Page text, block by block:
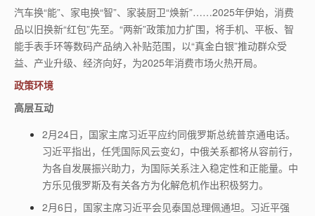
汽车换“能”、家电换“智”、家装厨卫“焕新”……2025年伊始，消费
品以旧换新“红包”先至。“两新”政策加力扩围，将手机、平板、智
能手表手环等数码产品纳入补贴范围，以“真金白银”推动群众受
益、产业升级、经济向好，为2025年消费市场火热开局。
政策环境
高层互动
2月24日，国家主席习近平应约同俄罗斯总统普京通电话。
习近平指出，任凭国际风云变幻，中俄关系都将从容前行，
为各自发展振兴助力，为国际关系注入稳定性和正能量。中
方乐见俄罗斯及有关各方为化解危机作出积极努力。
2月6日，国家主席习近平会见泰国总理佩通坦。习近平强